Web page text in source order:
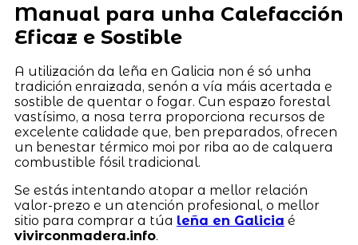
Manual para unha Calefacción
Eficaz e Sostible
A utilización da leña en Galicia non é só unha
tradición enraizada, senón a vía máis acertada e
sostible de quentar o fogar. Cun espazo forestal
vastísimo, a nosa terra proporciona recursos de
excelente calidade que, ben preparados, ofrecen
un benestar térmico moi por riba ao de calquera
combustible fósil tradicional.
Se estás intentando atopar a mellor relación
valor-prezo e un atención profesional, o mellor
sitio para comprar a túa leña en Galicia é
vivirconmadera.info.